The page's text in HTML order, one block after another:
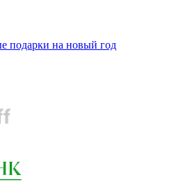
подарки на новый год